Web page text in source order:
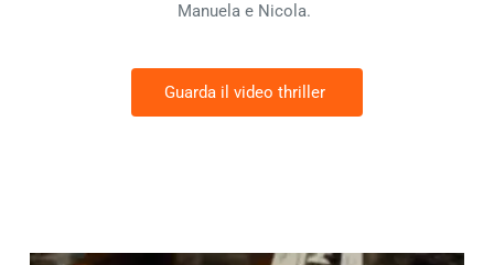
Manuela e Nicola.
Guarda il video thriller